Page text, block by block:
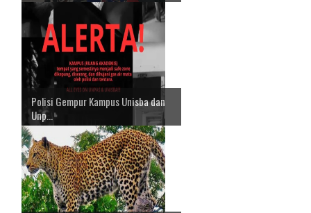
Polisi Gempur Kampus Unisba dan
Unp...